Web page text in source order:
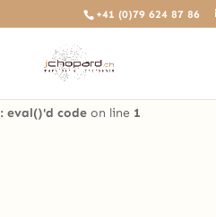
Deprecated: The predefined locally
variable is deprecated, call
instead in
: eval()'d code on line 1
+41 (0)79 624 87 86